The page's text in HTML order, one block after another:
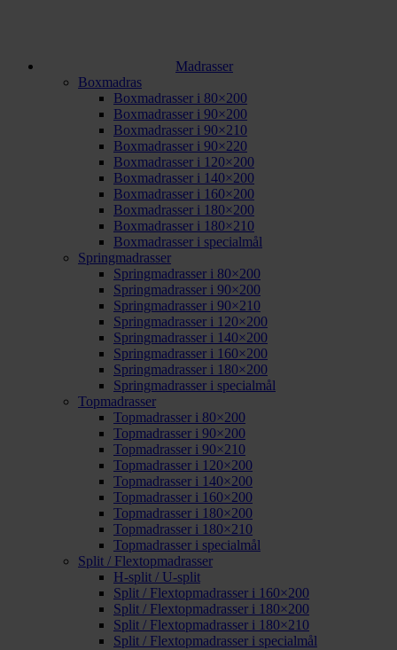
Madrasser
Boxmadras
Boxmadrasser i 80×200
Boxmadrasser i 90×200
Boxmadrasser i 90×210
Boxmadrasser i 90×220
Boxmadrasser i 120×200
Boxmadrasser i 140×200
Boxmadrasser i 160×200
Boxmadrasser i 180×200
Boxmadrasser i 180×210
Boxmadrasser i specialmål
Springmadrasser
Springmadrasser i 80×200
Springmadrasser i 90×200
Springmadrasser i 90×210
Springmadrasser i 120×200
Springmadrasser i 140×200
Springmadrasser i 160×200
Springmadrasser i 180×200
Springmadrasser i specialmål
Topmadrasser
Topmadrasser i 80×200
Topmadrasser i 90×200
Topmadrasser i 90×210
Topmadrasser i 120×200
Topmadrasser i 140×200
Topmadrasser i 160×200
Topmadrasser i 180×200
Topmadrasser i 180×210
Topmadrasser i specialmål
Split / Flextopmadrasser
H-split / U-split
Split / Flextopmadrasser i 160×200
Split / Flextopmadrasser i 180×200
Split / Flextopmadrasser i 180×210
Split / Flextopmadrasser i specialmål